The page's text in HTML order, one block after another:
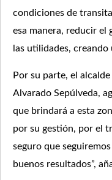
condiciones de
esa manera, reducir el
las utilidades,
Por su parte, el
Alvarado Sepúlveda,
que brindará a esta
por su gestión, por el
seguro que
buenos resultados”,